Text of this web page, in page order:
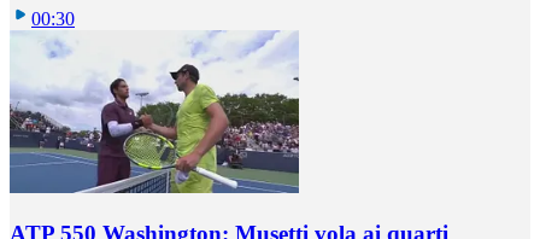
00:30
ATP 550 Washington: Musetti vola ai quarti